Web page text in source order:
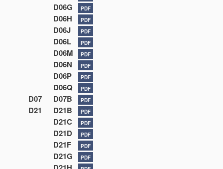
D06G PDF
D06H PDF
D06J PDF
D06L PDF
D06M PDF
D06N PDF
D06P PDF
D06Q PDF
D07 D07B PDF
D21 D21B PDF
D21C PDF
D21D PDF
D21F PDF
D21G PDF